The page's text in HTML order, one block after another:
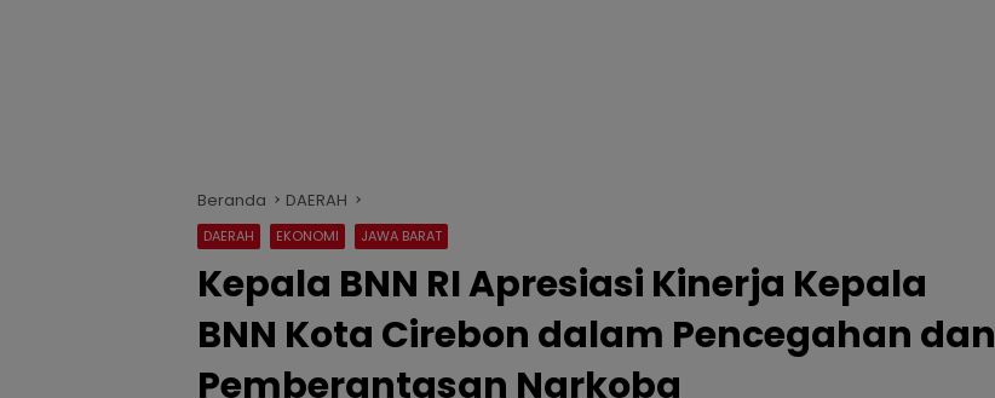
Beranda DAERAH
DAERAH EKONOMI JAWA BARAT
Kepala BNN RI Apresiasi Kinerja Kepala
BNN Kota Cirebon dalam Pencegahan dan
Pemberantasan Narkoba